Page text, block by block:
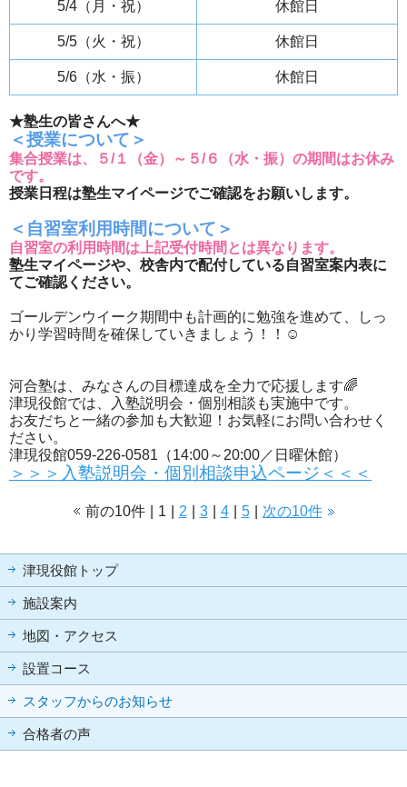
5/4（月・祝） 休館日
5/5（火・祝） 休館日
5/6（水・振） 休館日
★塾生の皆さんへ★
＜授業について＞
集合授業は、５/１（金）～５/６（水・振）の期間はお休み
です。
授業日程は塾生マイページでご確認をお願いします。
＜自習室利用時間について＞
自習室の利用時間は上記受付時間とは異なります。
塾生マイページや、校舎内で配付している自習室案内表に
てご確認ください。
ゴールデンウイーク期間中も計画的に勉強を進めて、しっ
かり学習時間を確保していきましょう！！☺
河合塾は、みなさんの目標達成を全力で応援します🌈
津現役館では、入塾説明会・個別相談も実施中です。
お友だちと一緒の参加も大歓迎！お気軽にお問い合わせく
ださい。
津現役館059-226-0581（14:00～20:00／日曜休館）
＞＞＞入塾説明会・個別相談申込ページ＜＜＜
前の10件 1 2 3 4 5 次の10件
津現役館トップ
施設案内
地図・アクセス
設置コース
スタッフからのお知らせ
合格者の声